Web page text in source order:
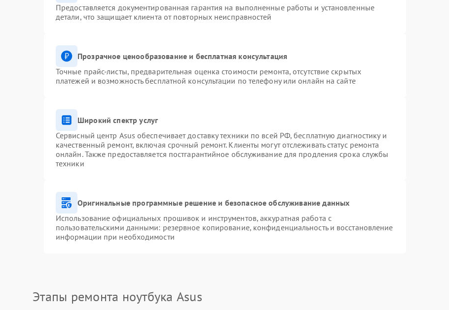
Предоставляется документированная гарантия на выполненные работы и установленные
детали, что защищает клиента от повторных неисправностей
Прозрачное ценообразование и бесплатная консультация
Точные прайс-листы, предварительная оценка стоимости ремонта, отсутствие скрытых
платежей и возможность бесплатной консультации по телефону или онлайн на сайте
Широкий спектр услуг
Сервисный центр Asus обеспечивает доставку техники по всей РФ, бесплатную диагностику и
качественный ремонт, включая срочный ремонт. Клиенты могут отслеживать статус ремонта
онлайн. Также предоставляется постгарантийное обслуживание для продления срока службы
техники
Оригинальные программные решение и безопасное обслуживание данных
Использование официальных прошивок и инструментов, аккуратная работа с
пользовательскими данными: резервное копирование, конфиденциальность и восстановление
информации при необходимости
Этапы ремонта ноутбука Asus